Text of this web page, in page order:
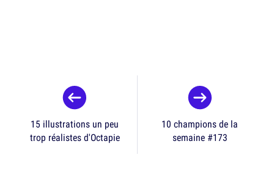
15 illustrations un peu
trop réalistes d'Octapie
10 champions de la
semaine #173